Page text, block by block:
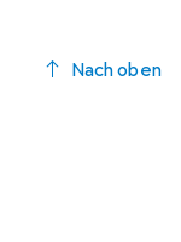
Nach oben